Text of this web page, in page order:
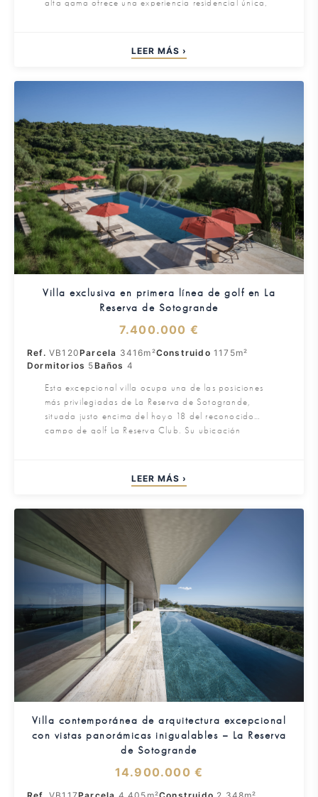
distancia del puerto deportivo, clubes de polo,
beach clubs y algunos de los campos de golf más
LEER MÁS ›
Villa exclusiva en primera línea de golf en La
Reserva de Sotogrande
7.400.000 €
Ref. VB120Parcela 3416m²Construido 1175m²
Dormitorios 5Baños 4
Esta excepcional villa ocupa una de las posiciones
más privilegiadas de La Reserva de Sotogrande,
situada justo encima del hoyo 18 del reconocido
campo de golf La Reserva Club. Su ubicación
generación, una ventaja inigualable para los
amantes del golf que buscan privacidad y prestigio.
LEER MÁS ›
Villa contemporánea de arquitectura excepcional
con vistas panorámicas inigualables – La Reserva
de Sotogrande
14.900.000 €